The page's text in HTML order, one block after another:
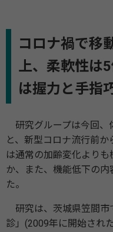
コロナ禍で移
上、柔軟性は
は握⼒と⼿指
研究グループは今回、
と、新型コロナ流⾏前
は通常の加齢変化より
か、また、機能低下の
た。
研究は、茨城県笠間市
診」(2009年に開始され